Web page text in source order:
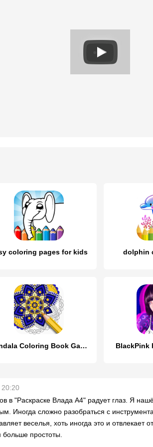
coloring pages for kids dolphin
Mandala Coloring Book Game BlackPink
20:20
в "Раскраске Влада А4" радует глаз. Я
Иногда сложно разобраться с
веселья, хоть иногда это и отвлекает
больше простоты.